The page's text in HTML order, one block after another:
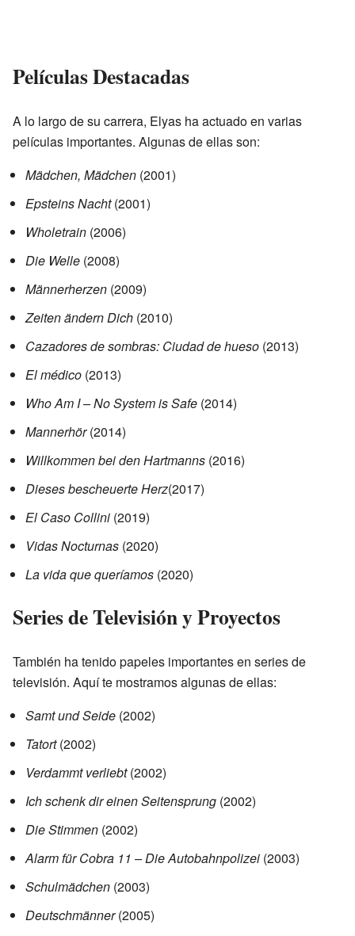
Películas Destacadas
A lo largo de su carrera, Elyas ha actuado en varias
películas importantes. Algunas de ellas son:
Mädchen, Mädchen (2001)
Epsteins Nacht(2001)
Wholetrain (2006)
Die Welle (2008)
Männerherzen (2009)
Zeiten ändern Dich (2010)
Cazadores de sombras: Ciudad de hueso (2013)
El médico (2013)
Who Am I – No System is Safe (2014)
Mannerhör(2014)
Willkommen bei den Hartmanns (2016)
Dieses bescheuerte Herz(2017)
El Caso Collini (2019)
Vidas Nocturnas (2020)
La vida que queríamos (2020)
Series de Televisión y Proyectos
También ha tenido papeles importantes en series de
televisión. Aquí te mostramos algunas de ellas:
Samt und Seide (2002)
Tatort(2002)
Verdammt verliebt(2002)
Ich schenk dir einen Seitensprung (2002)
Die Stimmen (2002)
Alarm für Cobra 11 – Die Autobahnpolizei (2003)
Schulmädchen (2003)
Deutschmänner(2005)